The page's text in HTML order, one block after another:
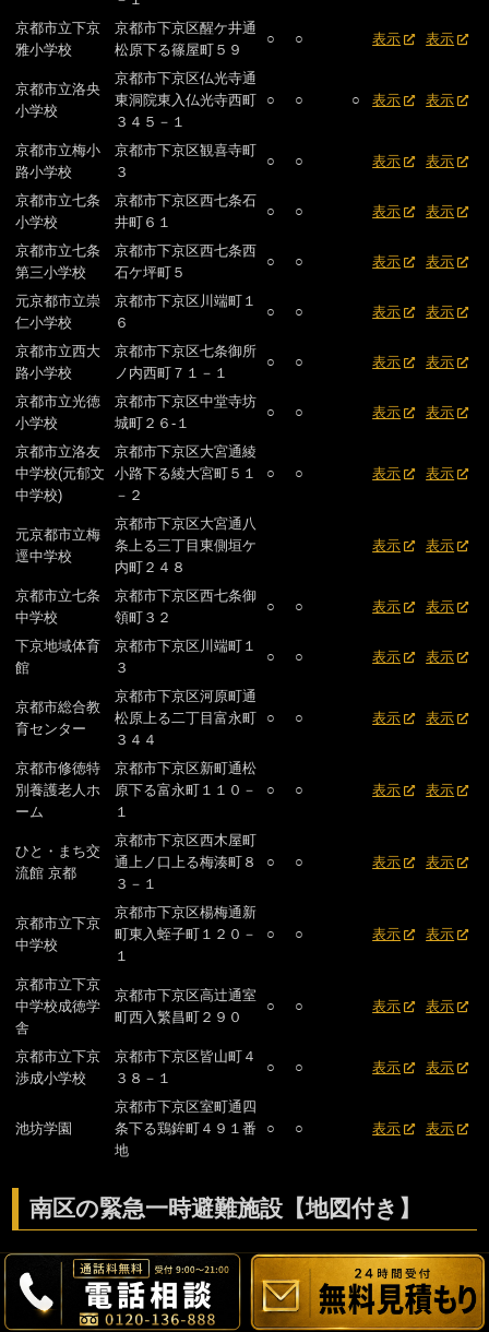
京都市立下京
雅小学校
京都市下京区醒ケ井通
松原下る篠屋町５９
○ ○ 表示 表示
京都市立洛央
小学校
京都市下京区仏光寺通
東洞院東入仏光寺西町
３４５－１
○ ○ ○ 表示 表示
京都市立梅小
路小学校
京都市下京区観喜寺町
３
○ ○ 表示 表示
京都市立七条
小学校
京都市下京区西七条石
井町６１
○ ○ 表示 表示
京都市立七条
第三小学校
京都市下京区西七条西
石ケ坪町５
○ ○ 表示 表示
元京都市立崇
仁小学校
京都市下京区川端町１
６
○ ○ 表示 表示
京都市立西大
路小学校
京都市下京区七条御所
ノ内西町７１－１
○ ○ 表示 表示
京都市立光徳
小学校
京都市下京区中堂寺坊
城町２６-１
○ ○ 表示 表示
京都市立洛友
中学校(元郁文
中学校)
京都市下京区大宮通綾
小路下る綾大宮町５１
－２
○ ○ 表示 表示
元京都市立梅
逕中学校
京都市下京区大宮通八
条上る三丁目東側垣ケ
内町２４８
表示 表示
京都市立七条
中学校
京都市下京区西七条御
領町３２
○ ○ 表示 表示
下京地域体育
館
京都市下京区川端町１
３
○ ○ 表示 表示
京都市総合教
育センター
京都市下京区河原町通
松原上る二丁目富永町
３４４
○ ○ 表示 表示
京都市修徳特
別養護老人ホ
ーム
京都市下京区新町通松
原下る富永町１１０－
１
○ ○ 表示 表示
ひと・まち交
流館 京都
京都市下京区西木屋町
通上ノ口上る梅湊町８
３－１
○ ○ 表示 表示
京都市立下京
中学校
京都市下京区楊梅通新
町東入蛭子町１２０－
１
○ ○ 表示 表示
京都市立下京
中学校成徳学
舎
京都市下京区高辻通室
町西入繁昌町２９０
○ ○ 表示 表示
京都市立下京
渉成小学校
京都市下京区皆山町４
３８－１
○ ○ 表示 表示
池坊学園
京都市下京区室町通四
条下る鶏鉾町４９１番
地
○ ○ 表示 表示
南区の緊急一時避難施設【地図付き】
※1 爆風等からの直接の被害を軽減するための一時的な避難のみ可能な
施設。
※2 鉄筋コンクリート造（RC造）及び鉄骨鉄筋コンクリート造（SRC
お気軽に無料相談してください
0120-136-888
9:00 – 21:00 [ 日曜除く ]
メールでのお問い合わせ
当日または翌営業日に返信いたします。